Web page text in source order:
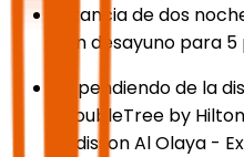
Estancia de dos
con desayuno para
Dependiendo de la
(DoubleTree by
Radisson Al Olaya -